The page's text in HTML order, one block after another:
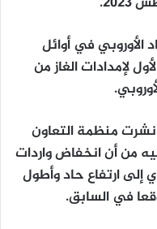
الأوروبي في أوائل
الأول لإمدادات الغاز من
منظمة التعاون
من أن انخفاض واردات
إلى ارتفاع حاد وأطول
في السابق.